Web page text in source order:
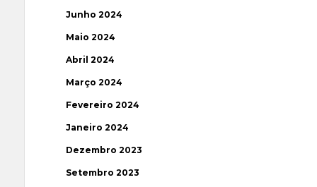
Junho 2024
Maio 2024
Abril 2024
Março 2024
Fevereiro 2024
Janeiro 2024
Dezembro 2023
Setembro 2023